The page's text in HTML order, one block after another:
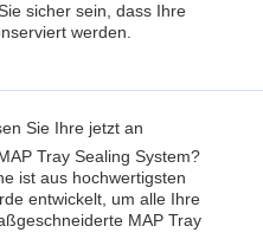
sicher sein, dass Ihre
werden.
Sie Ihre jetzt an
Tray Sealing System?
ist aus hochwertigsten
entwickelt, um alle Ihre
MAP Tray